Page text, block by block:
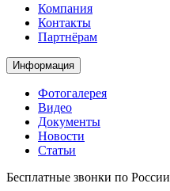
Компания
Контакты
Партнёрам
Информация
Фотогалерея
Видео
Документы
Новости
Статьи
Бесплатные звонки по России